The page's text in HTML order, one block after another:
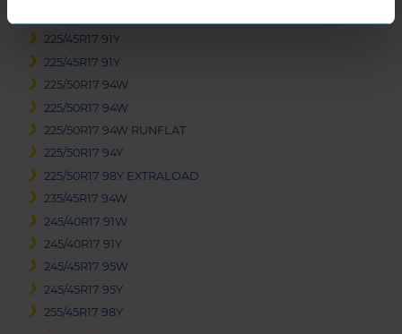
225/45R17 91Y
225/45R17 91Y
225/50R17 94W
225/50R17 94W
225/50R17 94W RUNFLAT
225/50R17 94Y
225/50R17 98Y EXTRALOAD
235/45R17 94W
245/40R17 91W
245/40R17 91Y
245/45R17 95W
245/45R17 95Y
255/45R17 98Y